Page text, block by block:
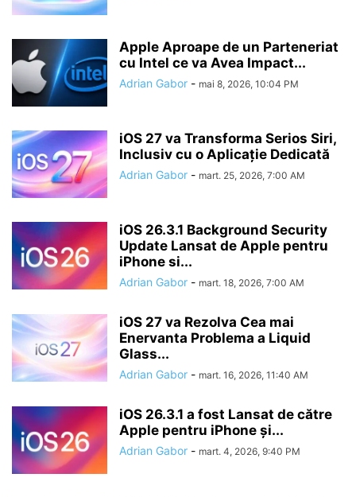
Apple Aproape de un Parteneriat
cu Intel ce va Avea Impact...
Adrian Gabor - mai 8, 2026, 10:04 PM
iOS 27 va Transforma Serios Siri,
Inclusiv cu o Aplicație Dedicată
Adrian Gabor - mart. 25, 2026, 7:00 AM
iOS 26.3.1 Background Security
Update Lansat de Apple pentru
iPhone si...
Adrian Gabor - mart. 18, 2026, 7:00 AM
iOS 27 va Rezolva Cea mai
Enervanta Problema a Liquid
Glass...
Adrian Gabor - mart. 16, 2026, 11:40 AM
iOS 26.3.1 a fost Lansat de către
Apple pentru iPhone și...
Adrian Gabor - mart. 4, 2026, 9:40 PM